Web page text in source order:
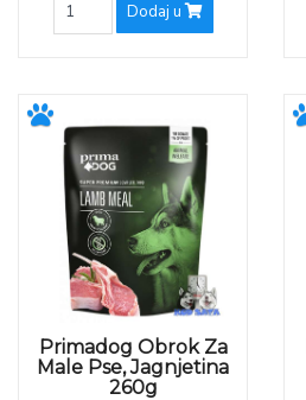
Dodaj u
Primadog Obrok Za
Male Pse, Jagnjetina
260g